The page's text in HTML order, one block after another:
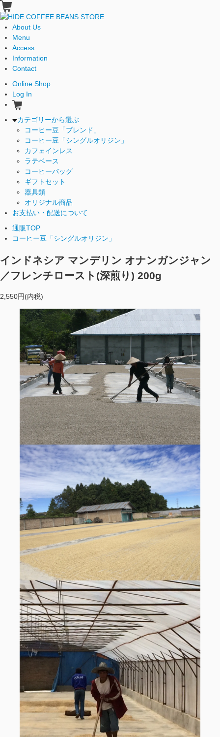
About Us
Menu
Access
Information
Contact
Online Shop
Log In
カテゴリーから選ぶ
コーヒー豆「ブレンド」
コーヒー豆「シングルオリジン」
カフェインレス
ラテベース
コーヒーバッグ
ギフトセット
器具類
オリジナル商品
お支払い・配送について
通販TOP
コーヒー豆「シングルオリジン」
インドネシア マンデリン オナンガンジャン
／フレンチロースト(深煎り) 200g
2,550円(内税)